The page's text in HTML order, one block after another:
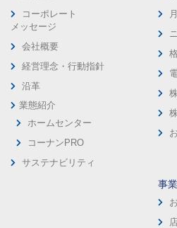
コーポレート
メッセージ
会社概要
経営理念・行動指針
沿革
業態紹介
ホームセンター
コーナンPRO
サステナビリティ
事